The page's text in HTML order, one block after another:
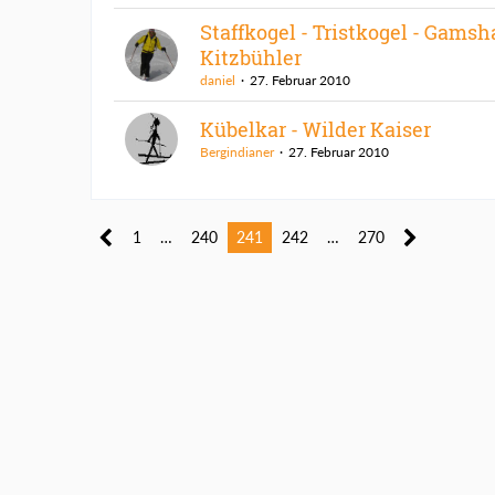
Staffkogel - Tristkogel -
Kitzbühler
daniel 27. Februar 2010
Kübelkar - Wilder Kaiser
Bergindianer 27. Februar 2010
1 … 240 241 242 … 270